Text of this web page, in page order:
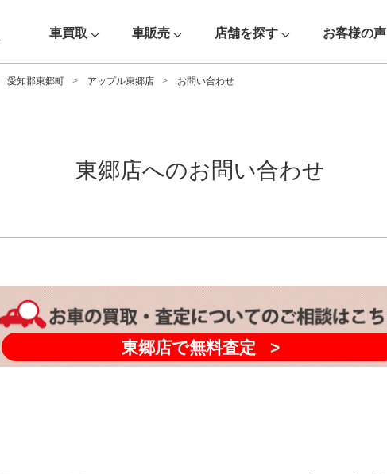
車買取 車販売 店舗を探す お客様の声
愛知郡東郷町 アップル東郷店 お問い合わせ
東郷店へのお問い合わせ